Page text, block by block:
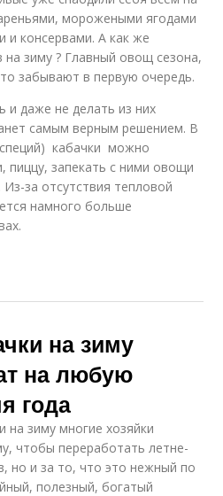
морожеными ягодами
и консервами. А как же
на зиму ? Главный овощ сезона,
забывают в первую очередь.
и даже не делать из них
самым верным решением. В
специй) кабачки можно
пиццу, запекать с ними овощи
за отсутствия тепловой
намного больше
на зиму
на любую
года
на зиму многие хозяйки
чтобы переработать летне-
но и за то, что это нежный по
полезный, богатый